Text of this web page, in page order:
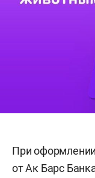
При
от Ак Барс